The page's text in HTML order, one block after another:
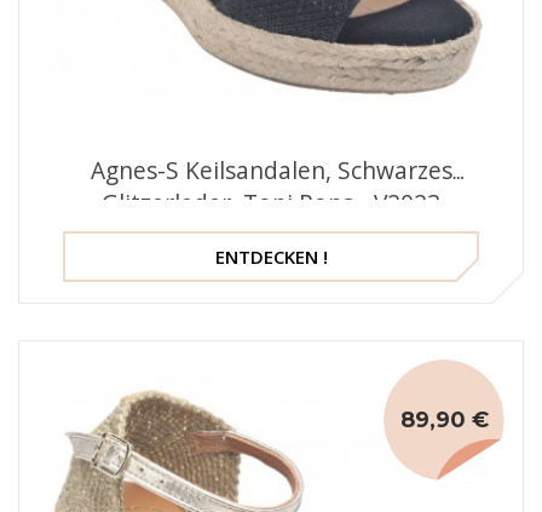
Agnes-S Keilsandalen, Schwarzes
Glitzerleder, Toni Pons - V2023
ENTDECKEN !
89,90 €